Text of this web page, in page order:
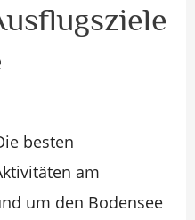
besten
am
um den Bodensee